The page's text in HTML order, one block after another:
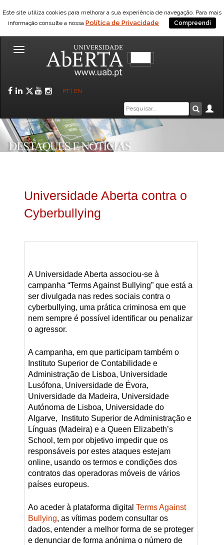
Este site utiliza cookies para melhorar a sua experiência de navegação. Para mais
informação consulte a nossa Política de Privacidade Compreendi
Toggle
Facebook
LinkedIn
Twitter
YouTube
Instagram
PT EN
Caixa
de
pesquisa
Universidade Aberta contra o
Cyberbullying
A Universidade Aberta associou-se à
campanha “Terms Against Bullying” que está a
ser divulgada nas redes sociais contra o
cyberbullying, uma prática criminosa em que
nem sempre é possível identificar ou penalizar
o agressor.
A campanha, em que participam também o
Instituto Superior de Contabilidade e
Administração de Lisboa, Universidade
Lusófona, Universidade de Évora,
Universidade da Madeira, Universidade
Autónoma de Lisboa, Universidade do
Algarve, Instituto Superior de Administração e
Línguas (Madeira) e a Queen Elizabeth’s
School, tem por objetivo impedir que os
responsáveis por estes ataques estejam
online, usando os termos e condições dos
contratos das operadoras móveis de vários
países europeus.
Ao aceder à plataforma digital Terms Against
Bullying, as vítimas podem consultar os
dados, entender a melhor forma de se proteger
e denunciar de forma anónima o número de